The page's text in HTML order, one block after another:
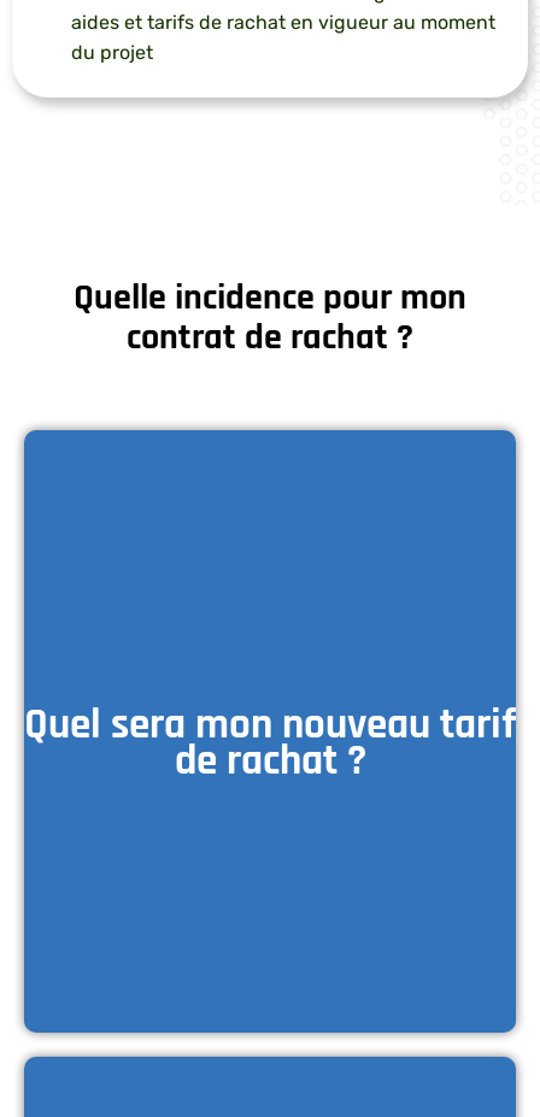
aides et tarifs de rachat en vigueur au moment
du projet
Quelle incidence pour mon
contrat de rachat ?
Quel sera mon nouveau tarif
de rachat ?